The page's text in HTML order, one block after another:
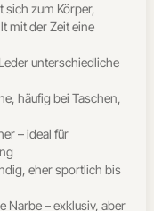
sich zum Körper,
mit der Zeit eine
unterschiedliche
häufig bei Taschen,
– ideal für
eher sportlich bis
Narbe – exklusiv, aber